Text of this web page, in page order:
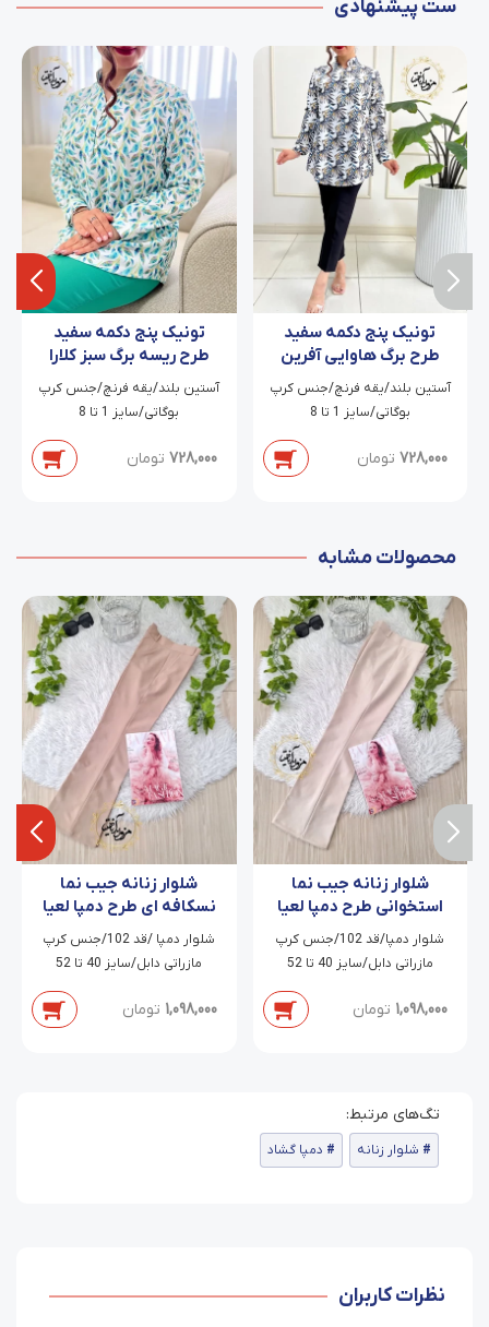
ست پیشنهادی
تونیک پنج دکمه سفید
طرح برگ هاوایی آفرین
آستین بلند/یقه فرنچ/جنس کرپ
بوگاتی/سایز 1 تا 8
728,000 تومان
تونیک پنج دکمه سفید
طرح ریسه برگ سبز کلارا
آستین بلند/یقه فرنچ/جنس کرپ
بوگاتی/سایز 1 تا 8
728,000 تومان
محصولات مشابه
شلوار زنانه جیب نما
استخوانی طرح دمپا لعیا
شلوار دمپا/قد 102/جنس کرپ
مازراتی دابل/سایز 40 تا 52
1,098,000 تومان
شلوار زنانه جیب نما
نسکافه ای طرح دمپا لعیا
شلوار دمپا /قد 102/جنس کرپ
مازراتی دابل/سایز 40 تا 52
1,098,000 تومان
شلوار زنانه دمپا گشاد
نظرات کاربران